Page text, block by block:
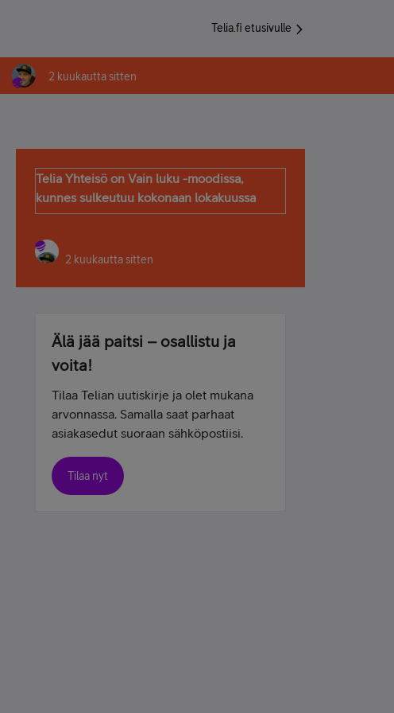
Telia.fi etusivulle
2 kuukautta sitten
Telia Yhteisö on Vain luku -moodissa,
kunnes sulkeutuu kokonaan lokakuussa
2 kuukautta sitten
Älä jää paitsi – osallistu ja
voita!
Tilaa Telian uutiskirje ja olet mukana
arvonnassa. Samalla saat parhaat
asiakasedut suoraan sähköpostiisi.
Tilaa nyt